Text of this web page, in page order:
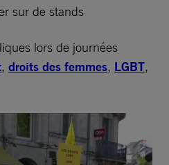
sur de stands
lors de journées
, droits des femmes, LGBT,